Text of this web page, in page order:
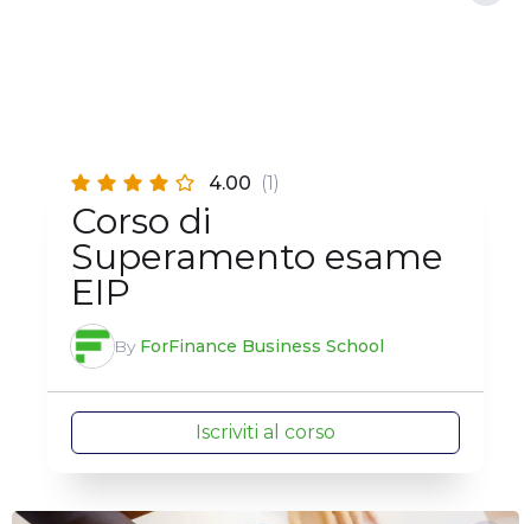
4.00 (1)
Corso di
Superamento esame
EIP
By ForFinance Business School
Iscriviti al corso